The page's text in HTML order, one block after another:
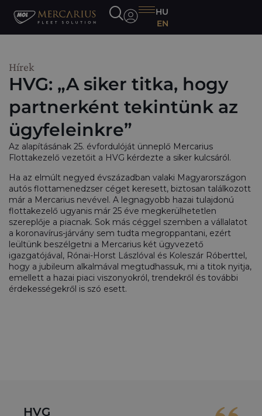
HU
EN
Hírek
HVG: „A siker titka, hogy
partnerként tekintünk az
ügyfeleinkre”
Az alapításának 25. évfordulóját ünneplő Mercarius
Flottakezelő vezetőit a HVG kérdezte a siker kulcsáról.
Ha az elmúlt negyed évszázadban valaki Magyarországon
autós flottamenedzser céget keresett, biztosan találkozott
már a Mercarius nevével. A legnagyobb hazai tulajdonú
flottakezelő ugyanis már 25 éve megkerülhetetlen
szereplője a piacnak. Sok más céggel szemben a vállalatot
a koronavírus-járvány sem tudta megroppantani, ezért
leültünk beszélgetni a Mercarius két ügyvezető
igazgatójával, Rónai-Horst Lászlóval és Koleszár Róberttel,
hogy a jubileum alkalmával megtudhassuk, mi a titok nyitja,
emellett a hazai piaci viszonyokról, trendekről és további
érdekességekről is szó esett.
HVG